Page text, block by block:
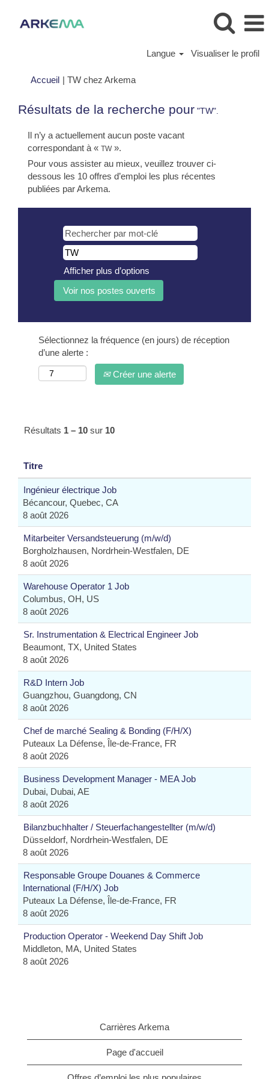
Langue Visualiser le profil
Accueil | TW chez Arkema(page
Résultats de la recherche pour "TW".
Il n’y a actuellement aucun poste vacant
correspondant à « TW».
Pour vous assister au mieux, veuillez trouver ci-
dessous les 10 offres d’emploi les plus récentes
publiées par Arkema.
Afficher plus d’options
Sélectionnez la fréquence (en jours) de réception
d’une alerte :
Créer une alerte
Résultats 1 – 10 sur 10
Titre
Ingénieur électrique Job
Bécancour, Quebec, CA
8 août 2026
Mitarbeiter Versandsteuerung (m/w/d)
Borgholzhausen, Nordrhein-Westfalen, DE
8 août 2026
Warehouse Operator 1 Job
Columbus, OH, US
8 août 2026
Sr. Instrumentation & Electrical Engineer Job
Beaumont, TX, United States
8 août 2026
R&D Intern Job
Guangzhou, Guangdong, CN
8 août 2026
Chef de marché Sealing & Bonding (F/H/X)
Puteaux La Défense, Île-de-France, FR
8 août 2026
Business Development Manager - MEA Job
Dubai, Dubai, AE
8 août 2026
Bilanzbuchhalter / Steuerfachangestellter (m/w/d)
Düsseldorf, Nordrhein-Westfalen, DE
8 août 2026
Responsable Groupe Douanes & Commerce
International (F/H/X) Job
Puteaux La Défense, Île-de-France, FR
8 août 2026
Production Operator - Weekend Day Shift Job
Middleton, MA, United States
8 août 2026
Carrières Arkema
Page d'accueil